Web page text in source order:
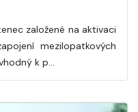
založené na aktivaci
mezilopatkových
k p…